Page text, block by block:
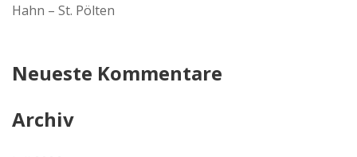
Hahn – St. Pölten
Neueste Kommentare
Archiv